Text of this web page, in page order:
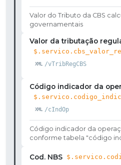
Valor do Tributo da CBS
governamentais
Valor da tributação
/vTribRegCBS
Código indicador da
/cIndOp
Código indicador da
conforme tabela "código
Cod. NBS